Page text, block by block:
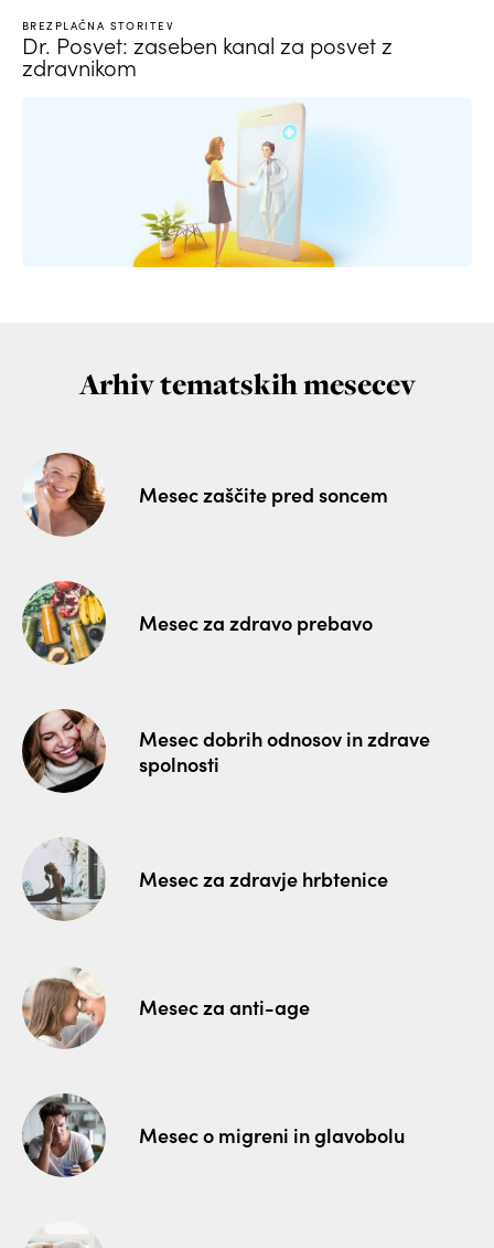
BREZPLAČNA STORITEV
Dr. Posvet: zaseben kanal za posvet z
zdravnikom
Arhiv tematskih mesecev
Mesec zaščite pred soncem
Mesec za zdravo prebavo
Mesec dobrih odnosov in zdrave
spolnosti
Mesec za zdravje hrbtenice
Mesec za anti-age
Mesec o migreni in glavobolu